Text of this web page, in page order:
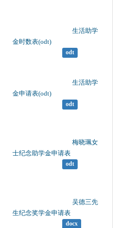
金时数表(odt)
odt
金申请表(odt)
odt
士纪念助学金申请表
odt
生纪念奖学金申请表
docx